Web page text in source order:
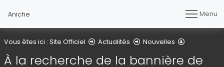
Aniche Menu
Vous êtes ici : Site Officiel Actualités Nouvelles
À la recherche de la bannière de